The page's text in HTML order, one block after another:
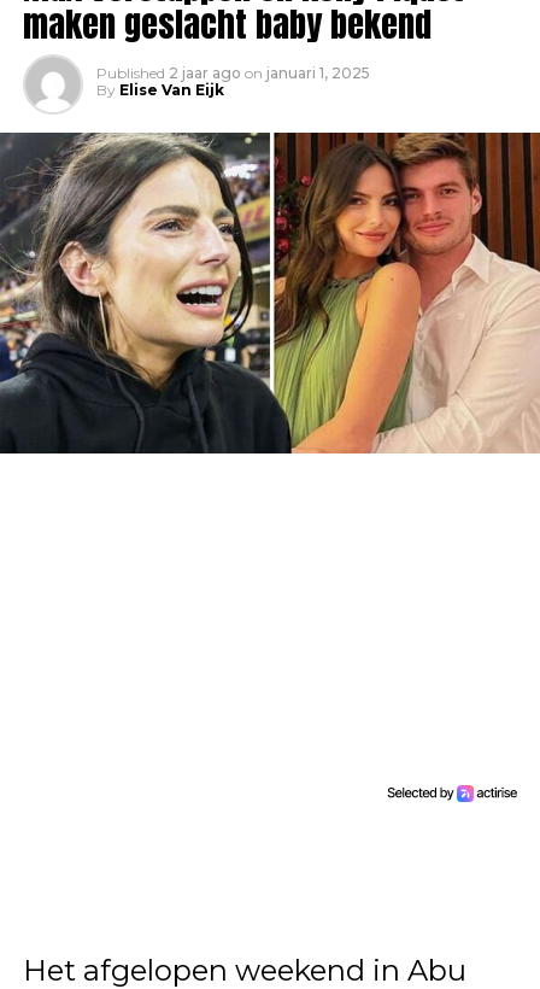
maken geslacht baby bekend
Published 2 jaar ago on januari 1, 2025
By Elise Van Eijk
Het afgelopen weekend in Abu